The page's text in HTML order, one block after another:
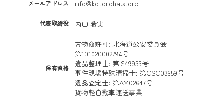
メールアドレス info@kotonoha.store
代表取締役 内田 希実
保有資格
古物商許可: 北海道公安委員会
第101020002794号
遺品整理士: 第IS49933号
事件現場特殊清掃士: 第CSC03959号
遺品査定士: 第AM02647号
貨物軽自動車運送事業